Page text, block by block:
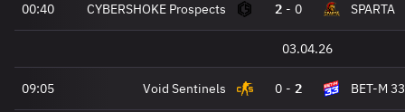
00:40 CYBERSHOKE Prospects 2 - 0 SPARTA
03.04.26
09:05 Void Sentinels 0 - 2 BET-M 33